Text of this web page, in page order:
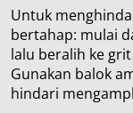
Untuk
bertahap: mulai
lalu beralih ke
Gunakan balok
hindari